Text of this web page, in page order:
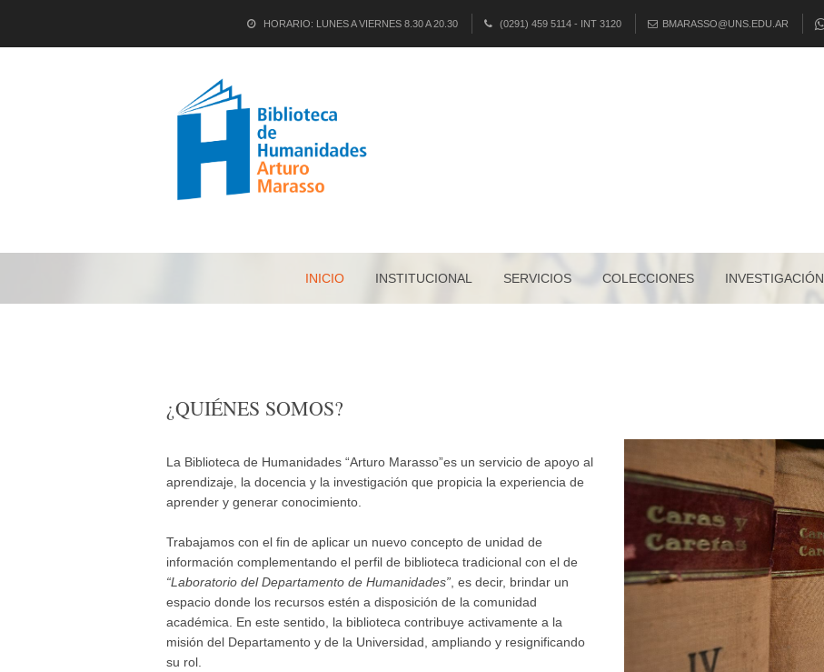
HORARIO: LUNES A VIERNES 8.30 A 20.30 (0291) 459 5114 - INT 3120 BMARASSO@UNS.EDU.AR
INICIO INSTITUCIONAL SERVICIOS COLECCIONES INVESTIGACIÓN
¿QUIÉNES SOMOS?
La Biblioteca de Humanidades “Arturo Marasso”es un servicio de apoyo al
aprendizaje, la docencia y la investigación que propicia la experiencia de
aprender y generar conocimiento.
Trabajamos con el fin de aplicar un nuevo concepto de unidad de
información complementando el perfil de biblioteca tradicional con el de
“Laboratorio del Departamento de Humanidades” , es decir, brindar un
espacio donde los recursos estén a disposición de la comunidad
académica. En este sentido, la biblioteca contribuye activamente a la
misión del Departamento y de la Universidad, ampliando y resignificando
su rol.